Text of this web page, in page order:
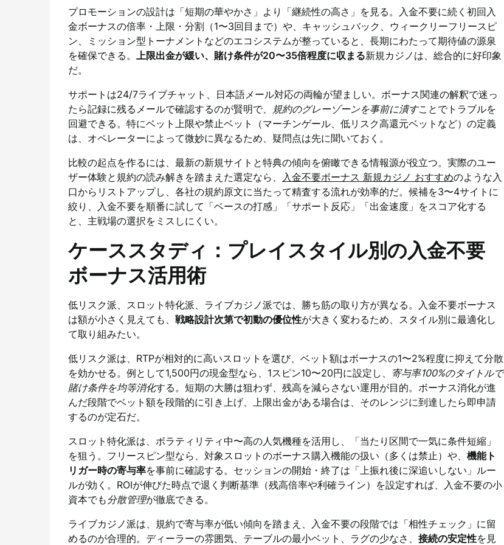
プロモーションの設計は「短期の華やかさ」より「継続性の高さ」を見る。入金不要に続く初回入
金ボーナスの倍率・上限・分割（1〜3回目まで）や、キャッシュバック、ウィークリーフリースピ
ン、ミッション型トーナメントなどのエコシステムが整っていると、長期にわたって期待値の源泉
を確保できる。 上限出金が緩い、賭け条件が20〜35倍程度に収まる新規カジノは、総合的に好印象
だ。
サポートは24/7ライブチャット、日本語メール対応の両輪が望ましい。ボーナス関連の解釈で迷っ
たら記録に残るメールで確認するのが賢明で、 規約のグレーゾーンを事前に潰すことでトラブルを
回避できる。特にベット上限や禁止ベット（マーチンゲール、低リスク高還元ベットなど）の定義
は、オペレーターによって微妙に異なるため、疑問点は先に聞いておく。
比較の起点を作るには、最新の新規サイトと特典の傾向を俯瞰できる情報源が役立つ。実際のユー
ザー体験と規約の読み解きを踏まえた選定なら、 入金不要ボーナス 新規カジノ おすすめのような入
口からリストアップし、各社の規約原文に当たって精査する流れが効率的だ。候補を3〜4サイトに
絞り、入金不要を順番に試して「ベースの打感」「サポート反応」「出金速度」をスコア化する
と、主戦場の選択をミスしにくい。
ケーススタディ：プレイスタイル別の入金不要
ボーナス活用術
低リスク派、スロット特化派、ライブカジノ派では、勝ち筋の取り方が異なる。入金不要ボーナス
は額が小さく見えても、 戦略設計次第で初動の優位性が大きく変わるため、スタイル別に最適化し
て取り組みたい。
低リスク派は、RTPが相対的に高いスロットを選び、ベット額はボーナスの1〜2%程度に抑えて分散
を効かせる。例として1,500円の現金型なら、1スピン10〜20円に設定し、 寄与率100%のタイトルで
賭け条件を均等消化する。短期の大勝は狙わず、残高を減らさない運用が目的。ボーナス消化が進
んだ段階でベット額を段階的に引き上げ、上限出金がある場合は、そのレンジに到達したら即申請
するのが定石だ。
スロット特化派は、ボラティリティ中〜高の人気機種を活用し、「当たり区間で一気に条件短縮」
を狙う。フリースピン型なら、対象スロットのボーナス購入機能の扱い（多くは禁止）や、 機能ト
リガー時の寄与率を事前に確認する。セッションの開始・終了は「上振れ後に深追いしない」ルー
ルが効く。ROIが伸びた時点で退く判断基準（残高倍率や利確ライン）を設定すれば、入金不要の小
資本でも分散管理が徹底できる。
ライブカジノ派は、規約で寄与率が低い傾向を踏まえ、入金不要の段階では「相性チェック」に留
めるのが合理的。ディーラーの雰囲気、テーブルの最小ベット、ラグの少なさ、 接続の安定性を見